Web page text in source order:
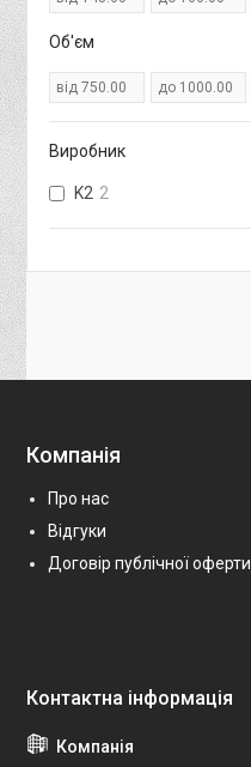
Об'єм
Виробник
K2 2
Компанія
Про нас
Відгуки
Договір публічної оферти